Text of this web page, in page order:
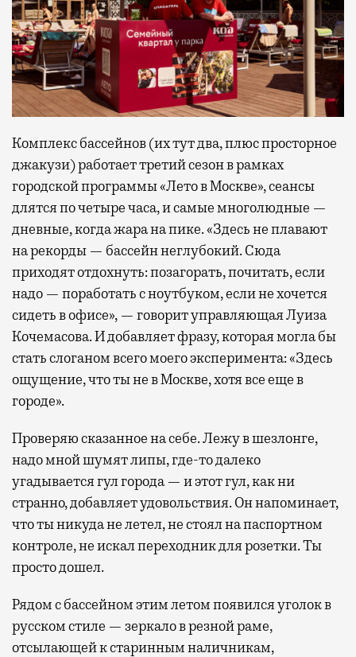
Комплекс бассейнов (их тут два, плюс просторное
джакузи) работает третий сезон в рамках
городской программы «Лето в Москве», сеансы
длятся по четыре часа, и самые многолюдные —
дневные, когда жара на пике. «Здесь не плавают
на рекорды — бассейн неглубокий. Сюда
приходят отдохнуть: позагорать, почитать, если
надо — поработать с ноутбуком, если не хочется
сидеть в офисе», — говорит управляющая Луиза
Кочемасова. И добавляет фразу, которая могла бы
стать слоганом всего моего эксперимента: «Здесь
ощущение, что ты не в Москве, хотя все еще в
городе».
Проверяю сказанное на себе. Лежу в шезлонге,
надо мной шумят липы, где-то далеко
угадывается гул города — и этот гул, как ни
странно, добавляет удовольствия. Он напоминает,
что ты никуда не летел, не стоял на паспортном
контроле, не искал переходник для розетки. Ты
просто дошел.
Рядом с бассейном этим летом появился уголок в
русском стиле — зеркало в резной раме,
отсылающей к старинным наличникам,